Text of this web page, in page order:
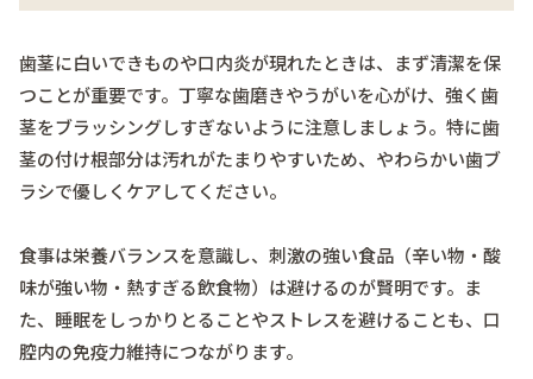
歯茎に白いできものや口内炎が現れたときは、まず清潔を保
つことが重要です。丁寧な歯磨きやうがいを心がけ、強く歯
茎をブラッシングしすぎないように注意しましょう。特に歯
茎の付け根部分は汚れがたまりやすいため、やわらかい歯ブ
ラシで優しくケアしてください。
食事は栄養バランスを意識し、刺激の強い食品（辛い物・酸
味が強い物・熱すぎる飲食物）は避けるのが賢明です。ま
た、睡眠をしっかりとることやストレスを避けることも、口
腔内の免疫力維持につながります。